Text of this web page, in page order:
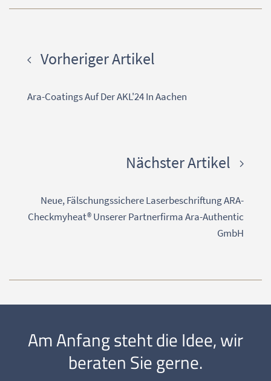
Vorheriger Artikel
Ara-Coatings Auf Der AKL'24 In Aachen
Nächster Artikel
Neue, Fälschungssichere Laserbeschriftung ARA-
Checkmyheat® Unserer Partnerfirma Ara-Authentic
GmbH
Am Anfang steht die Idee, wir
beraten Sie gerne.